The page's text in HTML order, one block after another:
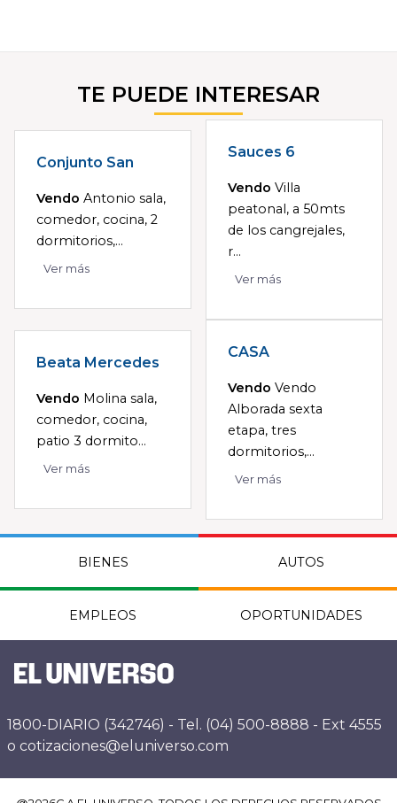
TE PUEDE INTERESAR
Conjunto San
Vendo Antonio sala,
comedor, cocina, 2
dormitorios,...
Ver más
Sauces 6
Vendo Villa
peatonal, a 50mts
de los cangrejales,
r...
Ver más
Beata Mercedes
Vendo Molina sala,
comedor, cocina,
patio 3 dormito...
Ver más
CASA
Vendo Vendo
Alborada sexta
etapa, tres
dormitorios,...
Ver más
BIENES AUTOS
EMPLEOS OPORTUNIDADES
1800-DIARIO (342746) - Tel. (04) 500-8888 - Ext 4555
o cotizaciones@eluniverso.com